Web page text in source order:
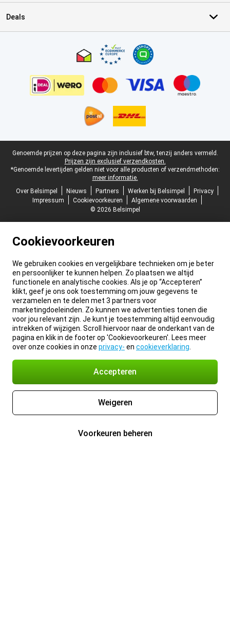
Deals
Juridische voettekst
Genoemde prijzen op deze pagina zijn inclusief btw, tenzij anders vermeld.
Prijzen zijn exclusief verzendkosten.
*Genoemde levertijden gelden niet voor alle producten of verzendmethoden:
meer informatie.
Over Belsimpel
Nieuws Partners Werken bij Belsimpel
Privacy
Impressum
Cookievoorkeuren
Algemene voorwaarden
© 2026 Belsimpel
Cookievoorkeuren
We gebruiken cookies en vergelijkbare technieken om je beter
en persoonlijker te kunnen helpen. Zo plaatsen we altijd
functionele en analytische cookies. Als je op “Accepteren”
klikt, geef je ons ook toestemming om jouw gegevens te
verzamelen en te delen met 3 partners voor
marketingdoeleinden. Zo kunnen we advertenties tonen die
voor jou relevant zijn. Je kunt je toestemming altijd eenvoudig
intrekken of wijzigen. Scroll hiervoor naar de onderkant van de
pagina en klik in de footer op 'Cookievoorkeuren'. Lees meer
over onze cookies in onze privacy- en cookieverklaring
Accepteren
Weigeren
Voorkeuren beheren